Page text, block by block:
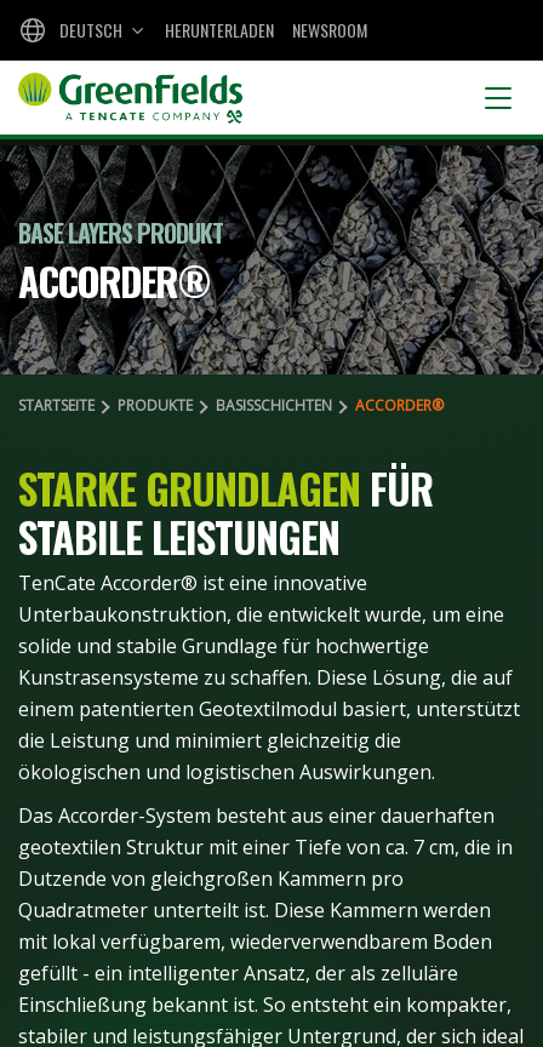
HERUNTERLADEN NEWSROOM
DEUTSCH
BASE LAYERS PRODUKT
ACCORDER®
STARTSEITE PRODUKTE BASISSCHICHTEN ACCORDER®
STARKE GRUNDLAGEN FÜR
STABILE LEISTUNGEN
TenCate Accorder® ist eine innovative
Unterbaukonstruktion, die entwickelt wurde, um eine
solide und stabile Grundlage für hochwertige
Kunstrasensysteme zu schaffen. Diese Lösung, die auf
einem patentierten Geotextilmodul basiert, unterstützt
die Leistung und minimiert gleichzeitig die
ökologischen und logistischen Auswirkungen.
Das Accorder-System besteht aus einer dauerhaften
geotextilen Struktur mit einer Tiefe von ca. 7 cm, die in
Dutzende von gleichgroßen Kammern pro
Quadratmeter unterteilt ist. Diese Kammern werden
mit lokal verfügbarem, wiederverwendbarem Boden
gefüllt - ein intelligenter Ansatz, der als zelluläre
Einschließung bekannt ist. So entsteht ein kompakter,
stabiler und leistungsfähiger Untergrund, der sich ideal